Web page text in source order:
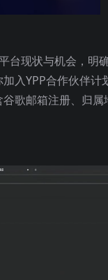
台现状与机会，明
入YPP合作伙伴计
歌邮箱注册、归